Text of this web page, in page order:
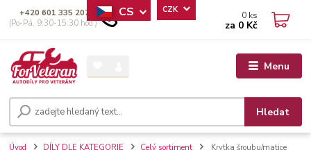
Menu
CS CZK
Hledat
+420 601 335 207
(Po-Pá, 9:30-15:30 hod.)
0 ks
za 0 Kč
Úvod DÍLY DLE KATEGORIE Celý sortiment
Krytka šroubu/matice